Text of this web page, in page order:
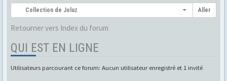
Collection de Joluz Aller
Retourner vers Index du forum
QUI EST EN LIGNE
Utilisateurs parcourant ce forum: Aucun utilisateur enregistré et 1 invité